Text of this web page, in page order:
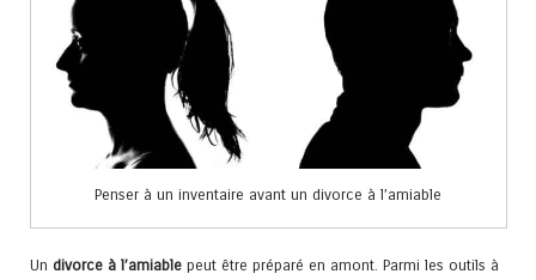
Penser à un inventaire avant un divorce à l’amiable
Un divorce à l’amiable peut être préparé en amont. Parmi les outils à